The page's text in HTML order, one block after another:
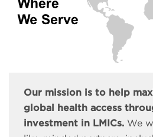
Our mission is to help
global health access
investment in LMICs. We